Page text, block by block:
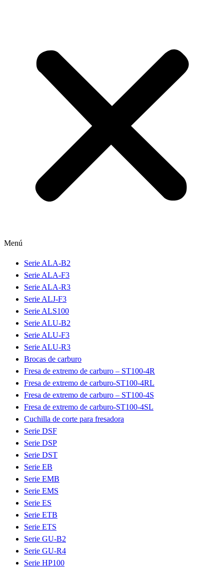
Menú
Serie ALA-B2
Serie ALA-F3
Serie ALA-R3
Serie ALJ-F3
Serie ALS100
Serie ALU-B2
Serie ALU-F3
Serie ALU-R3
Brocas de carburo
Fresa de extremo de carburo – ST100-4R
Fresa de extremo de carburo-ST100-4RL
Fresa de extremo de carburo – ST100-4S
Fresa de extremo de carburo-ST100-4SL
Cuchilla de corte para fresadora
Serie DSF
Serie DSP
Serie DST
Serie EB
Serie EMB
Serie EMS
Serie ES
Serie ETB
Serie ETS
Serie GU-B2
Serie GU-R4
Serie HP100